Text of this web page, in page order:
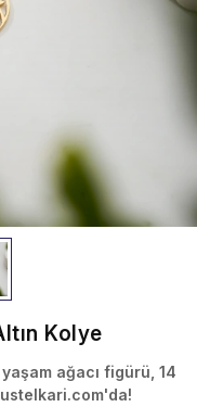
Kolye
ağacı figürü, 14